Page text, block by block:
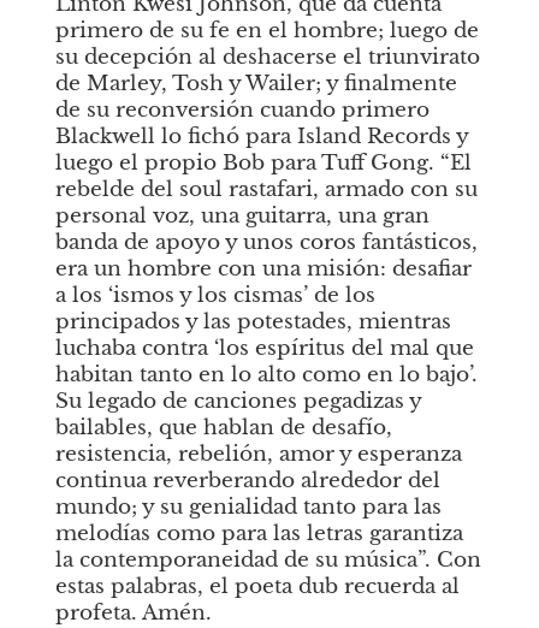
primero de su fe en el hombre; luego de
su decepción al deshacerse el triunvirato
de Marley, Tosh y Wailer; y finalmente
de su reconversión cuando primero
Blackwell lo fichó para Island Records y
luego el propio Bob para Tuff Gong. “El
rebelde del soul rastafari, armado con su
personal voz, una guitarra, una gran
banda de apoyo y unos coros fantásticos,
era un hombre con una misión: desafiar
a los ‘ismos y los cismas’ de los
principados y las potestades, mientras
luchaba contra ‘los espíritus del mal que
habitan tanto en lo alto como en lo bajo’.
Su legado de canciones pegadizas y
bailables, que hablan de desafío,
resistencia, rebelión, amor y esperanza
continua reverberando alrededor del
mundo; y su genialidad tanto para las
melodías como para las letras garantiza
la contemporaneidad de su música”. Con
estas palabras, el poeta dub recuerda al
profeta. Amén.